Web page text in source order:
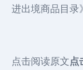
进出境商品目录
点击阅读原文点